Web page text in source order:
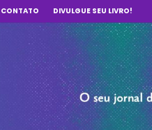
CONTATO DIVULGUE SEU LIVRO!